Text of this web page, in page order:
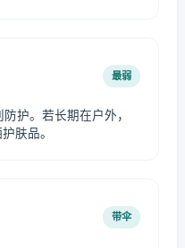
最弱
护。若长期在户外，
肤品。
带伞